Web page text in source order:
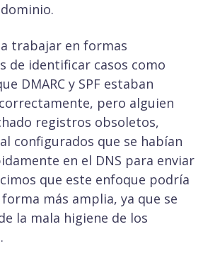
trabajar en formas
de identificar casos como
DMARC y SPF estaban
pero alguien
registros obsoletos,
configurados que se habían
en el DNS para enviar
que este enfoque podría
más amplia, ya que se
la mala higiene de los